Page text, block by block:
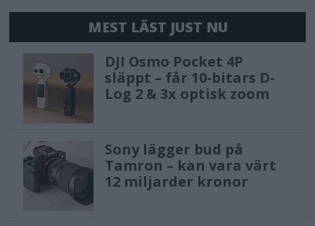
MEST LÄST JUST NU
DJI Osmo Pocket 4P
släppt – får 10-bitars D-
Log 2 & 3x optisk zoom
Sony lägger bud på
Tamron – kan vara värt
12 miljarder kronor